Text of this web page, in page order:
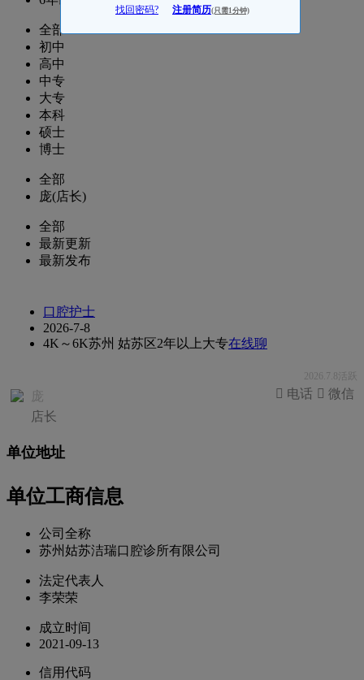
全部
初中
高中
中专
大专
本科
硕士
博士
全部
庞(店长)
全部
最新更新
最新发布
口腔护士
2026-7-8
4K～6K苏州 姑苏区2年以上大专在线聊
2026.7.8活跃
庞
店长
 微信
 电话
单位地址
单位工商信息
公司全称
苏州姑苏洁瑞口腔诊所有限公司
法定代表人
李荣荣
成立时间
2021-09-13
信用代码
找回密码? 注册简历(只需1分钟)